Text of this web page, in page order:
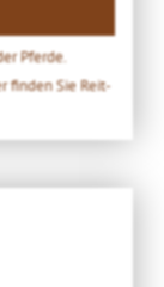
Pferde.
finden Sie Reit-